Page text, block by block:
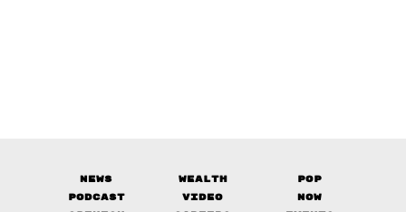
News Wealth
Pop
Podcast
Video
Now